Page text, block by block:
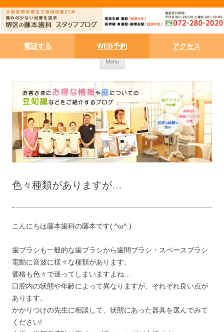
電話する WEB予約 アクセス
Menu Skip to content
色々種類がありますが…
こんにちは藤本歯科の藤本です( ^ω^ )
歯ブラシも一般的な歯ブラシから歯間ブラシ・スペースブラシ
電動に音波に様々な種類があります。
価格も色々で迷ってしまいますよね…
口腔内の状態や年齢によって異なりますが、それぞれ良い点が
あります。
かかりつけの先生に相談して、状態にあった器具を選んでみて
ください!